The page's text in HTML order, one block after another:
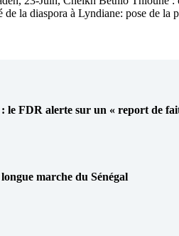
la diaspora à Lyndiane: pose de la
le FDR alerte sur un « report de
marche du Sénégal